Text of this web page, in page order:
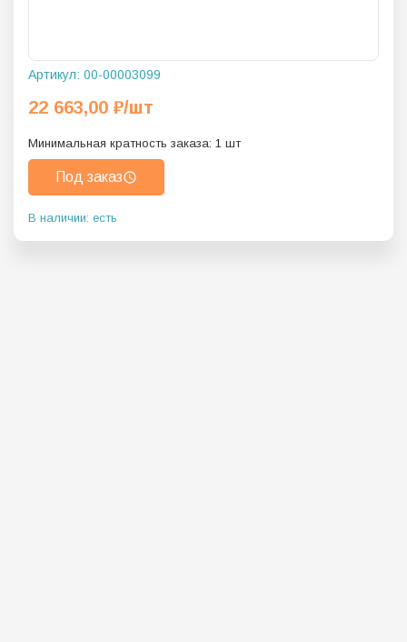
Артикул: 00-00003099
22 663,00 ₽/шт
Минимальная кратность заказа: 1 шт
Под заказ
В наличии: есть